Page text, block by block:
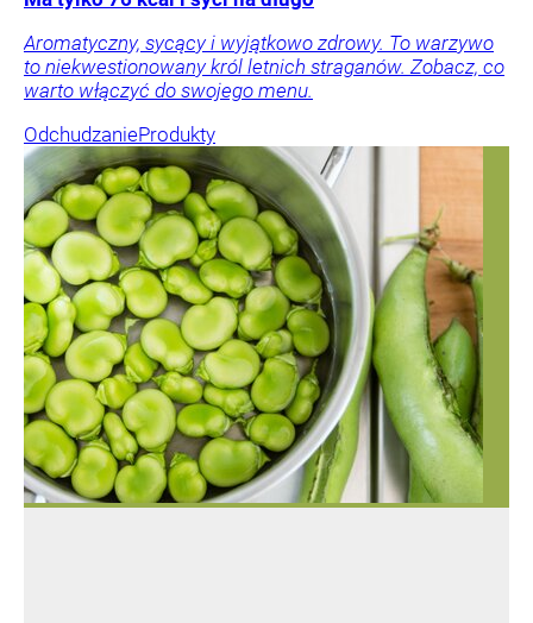
Aromatyczny, sycący i wyjątkowo zdrowy. To warzywo
to niekwestionowany król letnich straganów. Zobacz, co
warto włączyć do swojego menu.
OdchudzanieProdukty